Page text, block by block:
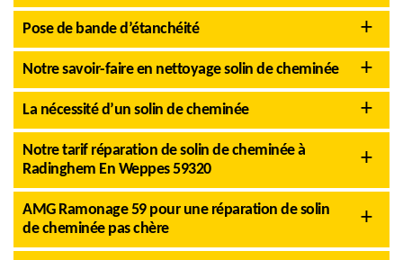
Pose de bande d’étanchéité
Notre savoir-faire en nettoyage solin de cheminée
La nécessité d’un solin de cheminée
Notre tarif réparation de solin de cheminée à
Radinghem En Weppes 59320
AMG Ramonage 59 pour une réparation de solin
de cheminée pas chère